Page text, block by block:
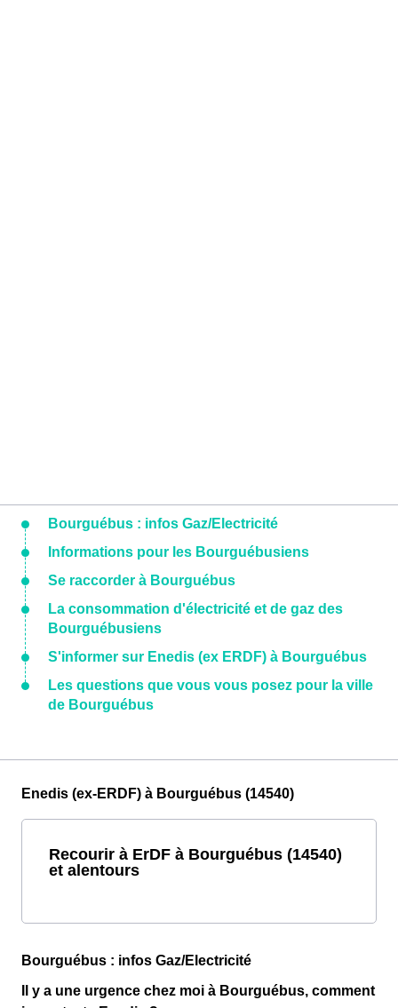
Bourguébus : infos Gaz/Electricité
Informations pour les Bourguébusiens
Se raccorder à Bourguébus
La consommation d'électricité et de gaz des
Bourguébusiens
S'informer sur Enedis (ex ERDF) à Bourguébus
Les questions que vous vous posez pour la ville
de Bourguébus
Enedis (ex-ERDF) à Bourguébus (14540)
Recourir à ErDF à Bourguébus (14540)
et alentours
Bourguébus : infos Gaz/Electricité
Il y a une urgence chez moi à Bourguébus, comment